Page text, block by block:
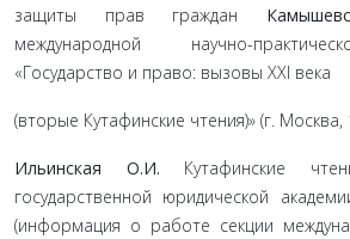
защиты прав граждан
международной научно-
«Государство и право: вызовы XXI века
(вторые Кутафинские чтения)» (г. Москва,
Ильинская О.И. Кутафинские
государственной юридической
(информация о работе секции